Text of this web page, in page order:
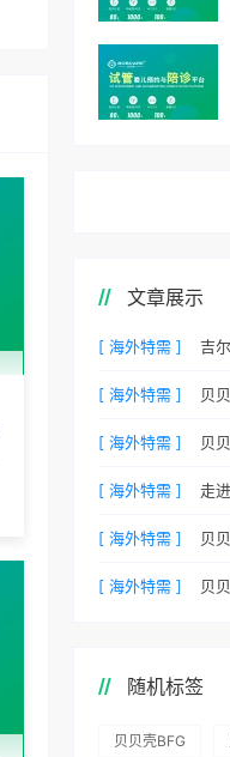
文章展示
[ 海外特需 ]
[ 海外特需 ]
[ 海外特需 ]
[ 海外特需 ]
[ 海外特需 ]
[ 海外特需 ]
随机标签
贝贝壳BFG